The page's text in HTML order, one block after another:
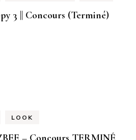
3 || Concours (Terminé)
LOOK